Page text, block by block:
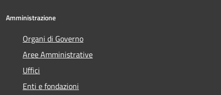
Amministrazione
Organi di Governo
Aree Amministrative
Uffici
Enti e fondazioni